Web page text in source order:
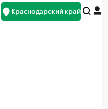
Краснодарский край